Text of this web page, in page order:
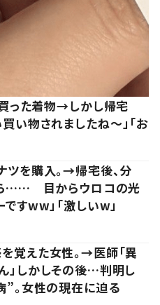
った着物→しかし帰宅
い物されましたね～」「お
ツを購入。→帰宅後、分
ら…… 目からウロコの光
すww」「激しいw」
覚えた女性。→医師「異
」しかしその後…判明し
”。女性の現在に迫る